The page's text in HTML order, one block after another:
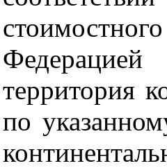
территория
по